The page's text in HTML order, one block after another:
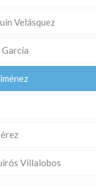
Velásquez
Villalobos